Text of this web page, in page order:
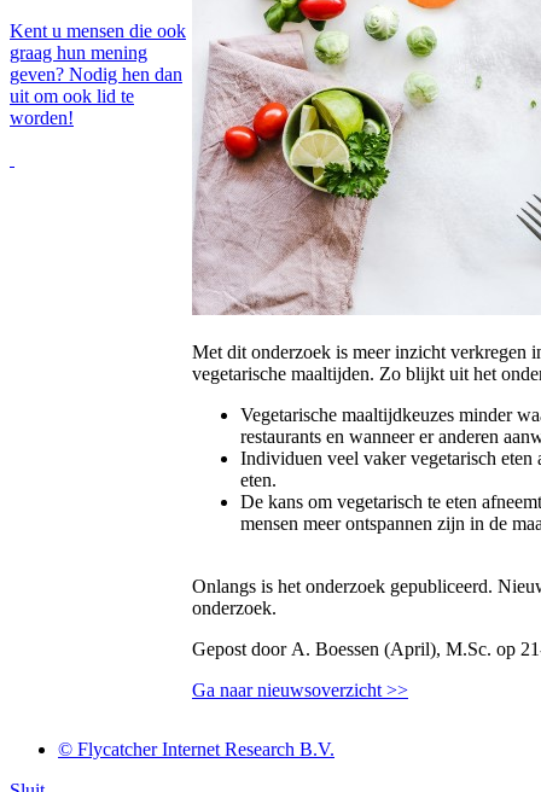
Kent u mensen die ook
graag hun mening
geven? Nodig hen dan
uit om ook lid te
worden!
Met dit onderzoek is meer inzicht verkregen
vegetarische maaltijden. Zo blijkt uit het
Vegetarische maaltijdkeuzes minder
restaurants en wanneer er anderen
Individuen veel vaker vegetarisch eten
eten.
De kans om vegetarisch te eten
mensen meer ontspannen zijn in de
Onlangs is het onderzoek gepubliceerd.
onderzoek.
Gepost door A. Boessen (April), M.Sc. op
Ga naar nieuwsoverzicht >>
© Flycatcher Internet Research B.V.